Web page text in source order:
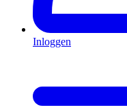
Inloggen